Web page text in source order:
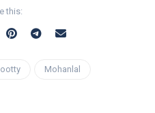
this:
Mohanlal